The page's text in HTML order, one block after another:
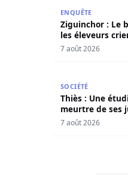
ENQUÊTE
Ziguinchor : Le
les éleveurs
7 août 2026
SOCIÉTÉ
Thiès : Une
meurtre de ses
7 août 2026